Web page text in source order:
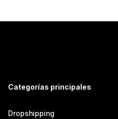
Categorías principales
Dropshipping